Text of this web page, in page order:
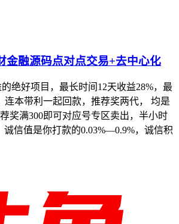
金融源码点对点交易+去中心化
绝好项目，最长时间12天收益28%，最
连本带利一起回款，推荐奖两代， 均是
奖满300即可对应️号专区卖出，半小时
诚信值是你打款的0.03%—0.9%，诚信积